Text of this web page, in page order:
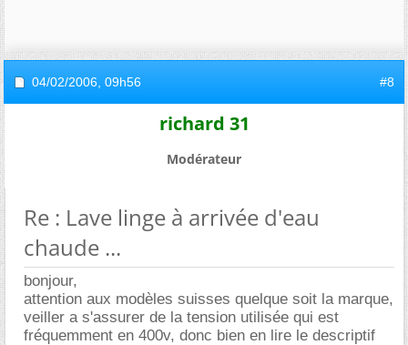
04/02/2006, 09h56 #8
richard 31
Modérateur
Re : Lave linge à arrivée d'eau
chaude ...
bonjour,
attention aux modèles suisses quelque soit la marque,
veiller a s'assurer de la tension utilisée qui est
fréquemment en 400v, donc bien en lire le descriptif